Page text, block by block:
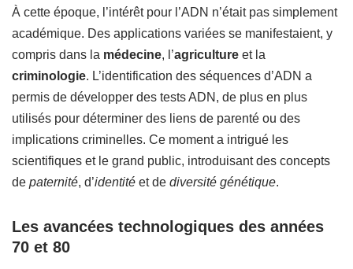
À cette époque, l’intérêt pour l’ADN n’était pas simplement
académique. Des applications variées se manifestaient, y
compris dans la médecine, l’agriculture et la
criminologie. L’identification des séquences d’ADN a
permis de développer des tests ADN, de plus en plus
utilisés pour déterminer des liens de parenté ou des
implications criminelles. Ce moment a intrigué les
scientifiques et le grand public, introduisant des concepts
de paternité, d’identité et de diversité génétique.
Les avancées technologiques des années
70 et 80